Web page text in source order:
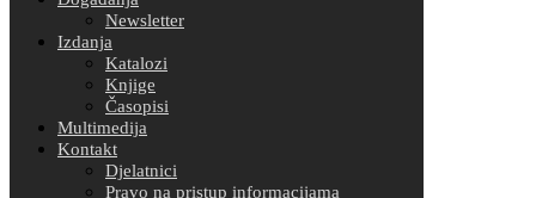
Newsletter
Izdanja
Katalozi
Knjige
Časopisi
Multimedija
Kontakt
Djelatnici
Pravo na pristup informacijama